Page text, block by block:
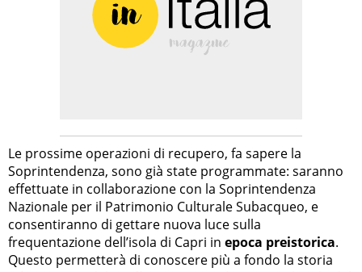
Le prossime operazioni di recupero, fa sapere la
Soprintendenza, sono già state programmate: saranno
effettuate in collaborazione con la Soprintendenza
Nazionale per il Patrimonio Culturale Subacqueo, e
consentiranno di gettare nuova luce sulla
frequentazione dell’isola di Capri in epoca preistorica.
Questo permetterà di conoscere più a fondo la storia